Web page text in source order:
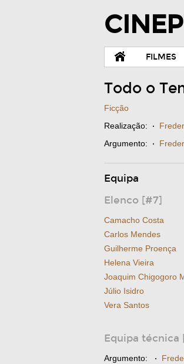
FILMES
Todo o
Ficção
Realização: ·
Argumento: ·
Equipa
Elenco [#7]
Camacho Costa
Carlos Mendes
Guilherme Proença
Helena Vieira
Joaquim Chigogoro
Júlio Isidro
Vera Santos
Equipa técnica
Argumento: ·